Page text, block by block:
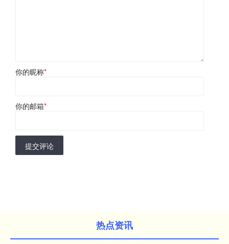
你的昵称*
你的邮箱*
提交评论
热点资讯